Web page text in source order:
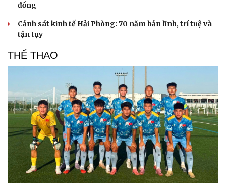
Du lịch
Tư vấn
Săn Tour
check-in
Podcast
Câu chuyện thời sự
Đọc truyện đêm khuya
Cửa sổ tình yêu
đồng
Cảnh sát kinh tế Hải Phòng: 70 năm bản lĩnh, trí tuệ và
tận tụy
THỂ THAO